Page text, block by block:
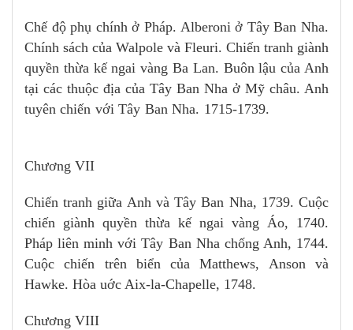
Chế độ phụ chính ở Pháp. Alberoni ở Tây Ban Nha.
Chính sách của Walpole và Fleuri. Chiến tranh giành
quyền thừa kế ngai vàng Ba Lan. Buôn lậu của Anh
tại các thuộc địa của Tây Ban Nha ở Mỹ châu. Anh
tuyên chiến với Tây Ban Nha. 1715-1739.
Chương VII
Chiến tranh giữa Anh và Tây Ban Nha, 1739. Cuộc
chiến giành quyền thừa kế ngai vàng Áo, 1740.
Pháp liên minh với Tây Ban Nha chống Anh, 1744.
Cuộc chiến trên biển của Matthews, Anson và
Hawke. Hòa uớc Aix-la-Chapelle, 1748.
Chương VIII